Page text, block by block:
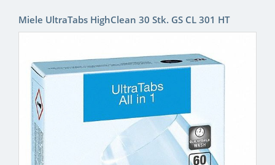
Miele UltraTabs HighClean 30 Stk. GS CL 301 HT